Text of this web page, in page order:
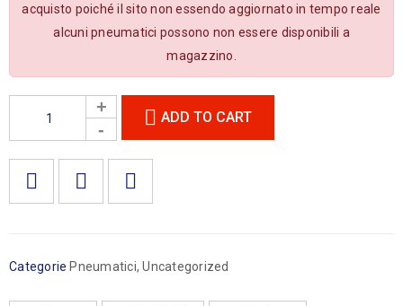
acquisto poiché il sito non essendo aggiornato in tempo reale
alcuni pneumatici possono non essere disponibili a
magazzino.
ADD TO CART
Categorie Pneumatici,Uncategorized